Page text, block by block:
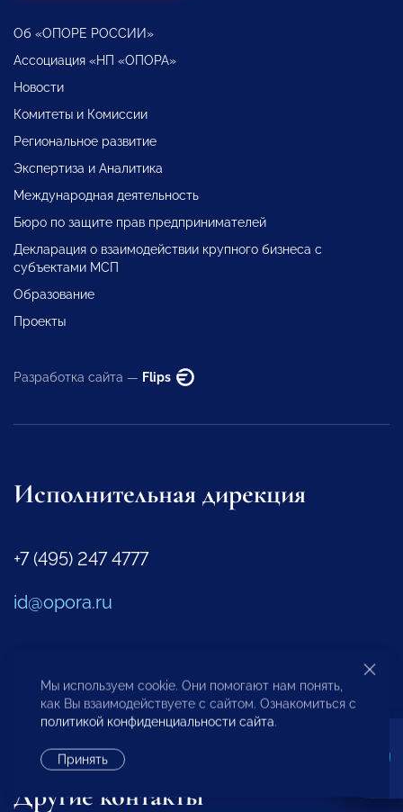
Об «ОПОРЕ РОССИИ»
Ассоциация «НП «ОПОРА»
Новости
Комитеты и Комиссии
Региональное развитие
Экспертиза и Аналитика
Международная деятельность
Бюро по защите прав предпринимателей
Декларация о взаимодействии крупного бизнеса с
субъектами МСП
Образование
Проекты
Разработка сайта — Flips
Исполнительная дирекция
+7 (495) 247 4777
id@opora.ru
127473, г. Москва, 2-й Самотечный пер., д.7.
Региональные отделения
Представители за рубежом
Другие контакты
Мы используем cookie. Они помогают нам понять,
как Вы взаимодействуете с сайтом. Ознакомиться с
политикой конфиденциальности сайта.
Принять